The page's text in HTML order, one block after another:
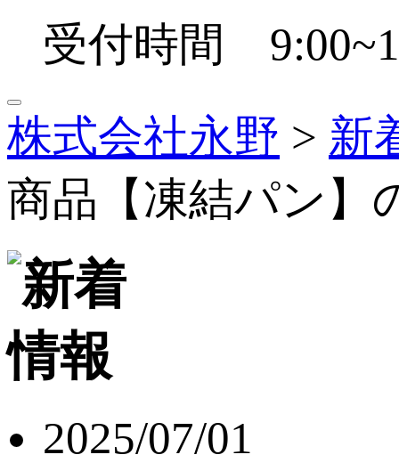
受付時間
株式会社永野 > 新
商品【凍結パン】
2025/07/01